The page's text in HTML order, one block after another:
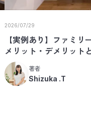
2026/07/29
【実例あり】ファミリ
メリット・デメリット
著者
Shizuka .T